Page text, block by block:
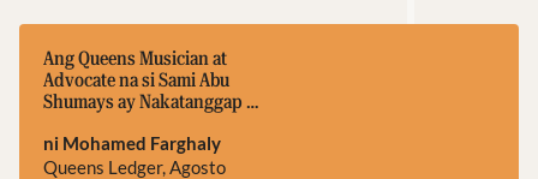
Ang Queens Musician at
Advocate na si Sami Abu
Shumays ay Nakatanggap ng
Fellowship
ni Mohamed Farghaly
Queens Ledger, Agosto